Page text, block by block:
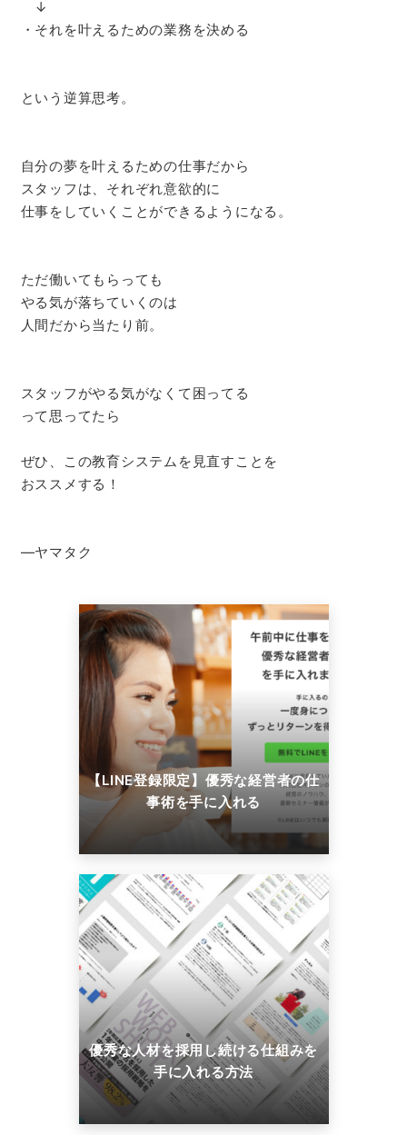
↓
・それを叶えるための業務を決める
という逆算思考。
自分の夢を叶えるための仕事だから
スタッフは、それぞれ意欲的に
仕事をしていくことができるようになる。
ただ働いてもらっても
やる気が落ちていくのは
人間だから当たり前。
スタッフがやる気がなくて困ってる
って思ってたら
ぜひ、この教育システムを見直すことを
おススメする！
―ヤマタク
【LINE登録限定】優秀な経営者の仕
事術を手に入れる
優秀な人材を採用し続ける仕組みを
手に入れる方法